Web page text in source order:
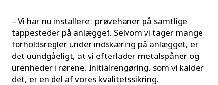
– Vi har nu installeret prøvehaner på samtlige
tappesteder på anlægget. Selvom vi tager mange
forholdsregler under indskæring på anlægget, er
det uundgåeligt, at vi efterlader metalspåner og
urenheder i rørene. Initialrengøring, som vi kalder
det, er en del af vores kvalitetssikring.